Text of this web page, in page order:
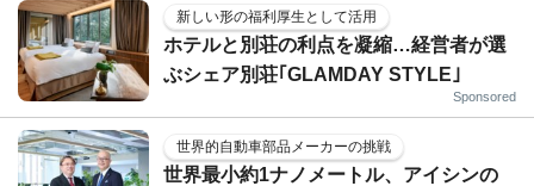
新しい形の福利厚生として活用
ホテルと別荘の利点を凝縮…経営者が選
ぶシェア別荘｢GLAMDAY STYLE｣
Sponsored
世界的自動車部品メーカーの挑戦
世界最小約1ナノメートル、アイシンの